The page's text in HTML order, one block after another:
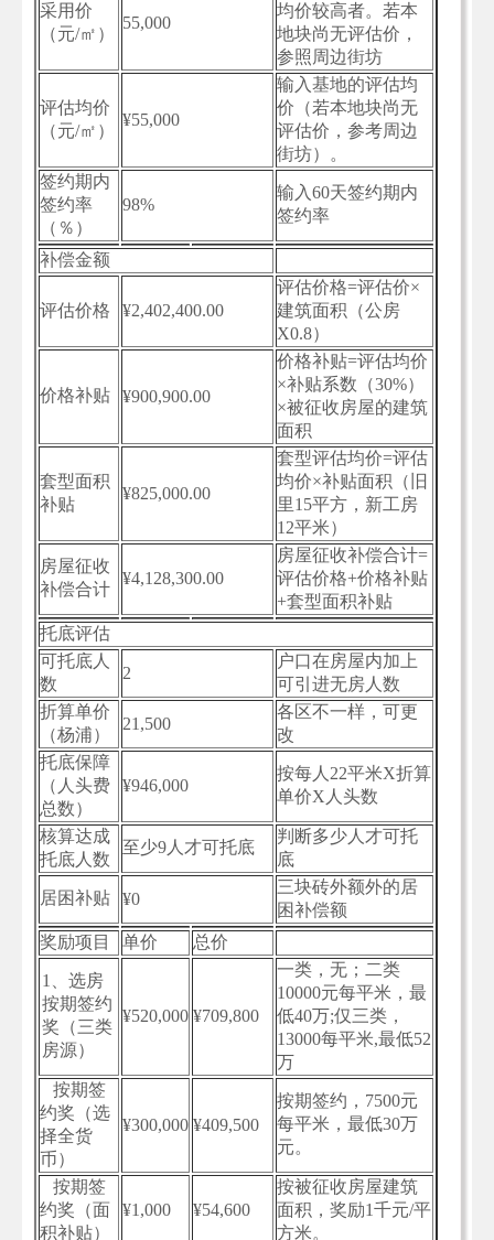
采用价
（元/㎡）
55,000
均价较高者。若本
地块尚无评估价，
参照周边街坊
评估均价
（元/㎡）
¥55,000
输入基地的评估均
价（若本地块尚无
评估价，参考周边
街坊）。
签约期内
签约率
（％）
98%
输入60天签约期内
签约率
补偿金额
评估价格 ¥2,402,400.00
评估价格=评估价×
建筑面积（公房
X0.8）
价格补贴 ¥900,900.00
价格补贴=评估均价
×补贴系数（30%）
×被征收房屋的建筑
面积
套型面积
补贴
¥825,000.00
套型评估均价=评估
均价×补贴面积（旧
里15平方，新工房
12平米）
房屋征收
补偿合计
¥4,128,300.00
房屋征收补偿合计=
评估价格+价格补贴
+套型面积补贴
托底评估
可托底人
数
2
户口在房屋内加上
可引进无房人数
折算单价
（杨浦）
21,500
各区不一样，可更
改
托底保障
（人头费
总数）
¥946,000
按每人22平米X折算
单价X人头数
核算达成
托底人数
至少9人才可托底
判断多少人才可托
底
居困补贴 ¥0
三块砖外额外的居
困补偿额
奖励项目
单价 总价
1、选房
按期签约
奖（三类
房源）
¥520,000 ¥709,800
一类，无；二类
10000元每平米，最
低40万;仅三类，
13000每平米,最低52
万
按期签
约奖（选
择全货
币）
¥300,000 ¥409,500
按期签约，7500元
每平米，最低30万
元。
按期签
约奖（面
积补贴）
¥1,000 ¥54,600
按被征收房屋建筑
面积，奖励1千元/平
方米。